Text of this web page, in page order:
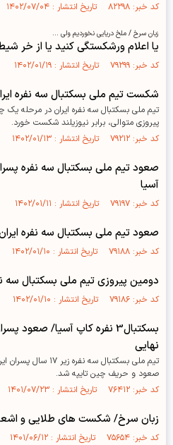
کد خبر: ۸۲۲۹۸ تاریخ انتشار : ۱۴۰۲/۰۷/۰۴
زبان سرخ / ملخ دریایی نخوردیم ولی ...
یا اعلام ورشکستگی کنید یا از خر
کد خبر: ۷۹۲۹۹ تاریخ انتشار : ۱۴۰۲/۰۱/۱۹
شکست تیم ملی بسکتبال سه نفره ایران بعد از ۵
تیم ملی بسکتبال سه نفره ایران در مرحله یک
پیروزی متوالی، برابر نیوزیلند شکست خورد.
کد خبر: ۷۹۲۱۲ تاریخ انتشار : ۱۴۰۲/۰۱/۱۳
صعود تیم ملی بسکتبال سه نفره
آسیا
کد خبر: ۷۹۱۹۷ تاریخ انتشار : ۱۴۰۲/۰۱/۱۱
صعود تیم ملی بسکتبال سه نفره
کد خبر: ۷۹۱۸۸ تاریخ انتشار : ۱۴۰۲/۰۱/۱۰
دومین پیروزی تیم ملی بسکتبال سه
کد خبر: ۷۹۱۸۶ تاریخ انتشار : ۱۴۰۲/۰۱/۱۰
بسکتبال3 نفره کاپ آسیا/
نهایی
تیم ملی بسکتبال سه
صعود و حریف چین تایپه شد.
کد خبر: ۷۶۴۱۲ تاریخ انتشار : ۱۴۰۱/۰۷/۲۳
زبان سرخ/ شکست های طلایی و
کد خبر: ۷۵۶۵۴ تاریخ انتشار : ۱۴۰۱/۰۶/۱۲